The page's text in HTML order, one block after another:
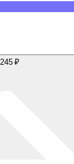
245 ₽